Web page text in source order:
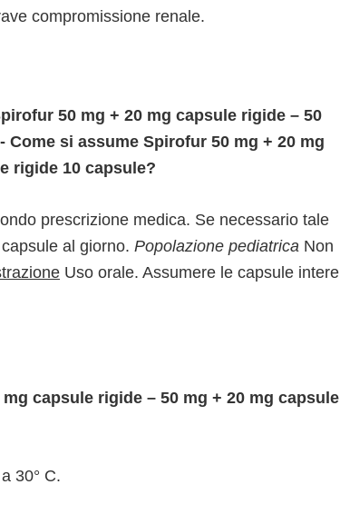
compromissione renale.
50 mg + 20 mg capsule rigide – 50
si assume Spirofur 50 mg + 20 mg
rigide 10 capsule?
prescrizione medica. Se necessario tale
al giorno. Popolazione pediatrica Non
Uso orale. Assumere le capsule intere
capsule rigide – 50 mg + 20 mg capsule
30° C.